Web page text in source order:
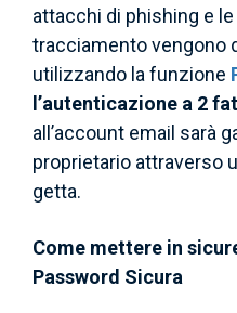
attacchi di phishing e
tracciamento vengono
utilizzando la funzione
l’autenticazione a 2
all’account email sarà
proprietario attraverso
getta.
Come mettere in
Password Sicura